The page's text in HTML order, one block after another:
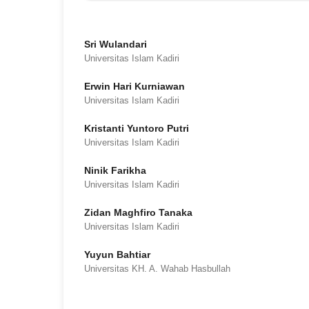
Sri Wulandari
Universitas Islam Kadiri
Erwin Hari Kurniawan
Universitas Islam Kadiri
Kristanti Yuntoro Putri
Universitas Islam Kadiri
Ninik Farikha
Universitas Islam Kadiri
Zidan Maghfiro Tanaka
Universitas Islam Kadiri
Yuyun Bahtiar
Universitas KH. A. Wahab Hasbullah